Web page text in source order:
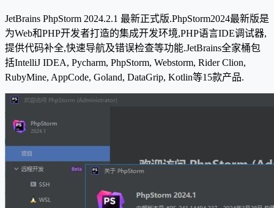
JetBrains PhpStorm 2024.2.1 最新正式版.PhpStorm2024最新版是
为Web和PHP开发者打造的集成开发环境,PHP语言IDE调试器,
提供代码补全,快速导航及错误检查等功能.JetBrains全家桶包
括IntelliJ IDEA, Pycharm, PhpStorm, Webstorm, Rider Clion,
RubyMine, AppCode, Goland, DataGrip, Kotlin等15款产品.